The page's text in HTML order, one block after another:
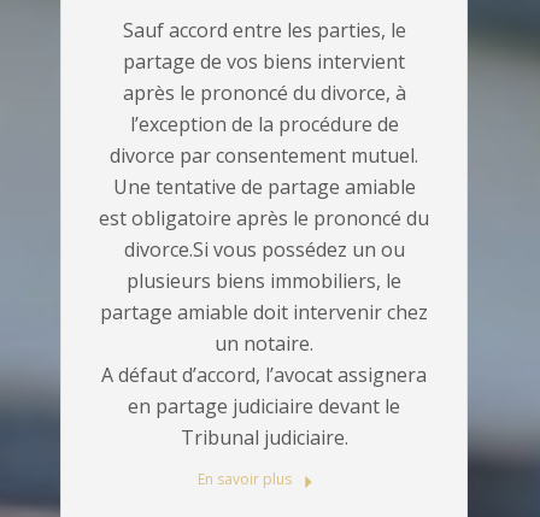
Sauf accord entre les parties, le
partage de vos biens intervient
après le prononcé du divorce, à
l’exception de la procédure de
divorce par consentement mutuel.
Une tentative de partage amiable
est obligatoire après le prononcé du
divorce.Si vous possédez un ou
plusieurs biens immobiliers, le
partage amiable doit intervenir chez
un notaire.
A défaut d’accord, l’avocat assignera
en partage judiciaire devant le
Tribunal judiciaire.
En savoir plus